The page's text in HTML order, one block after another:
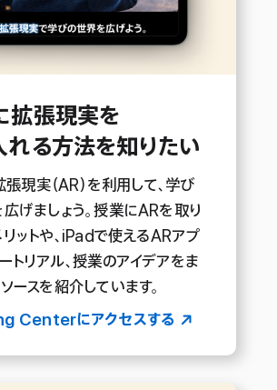
拡張現実を
れる方法を知りたい
現実（AR）を利用して、学び
げましょう。授業にARを取り
ットや、iPadで使えるARアプ
トリアル、授業のアイデアをま
ースを紹介していま す 。
Centerにアクセスする